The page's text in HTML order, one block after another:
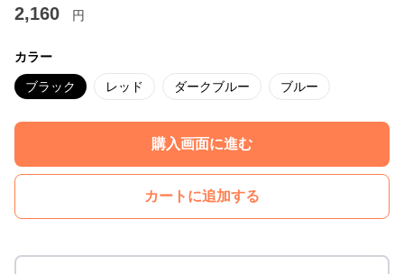
2,160 円
カラー
ブラック レッド ダークブルー ブルー
購入画面に進む
カートに追加する